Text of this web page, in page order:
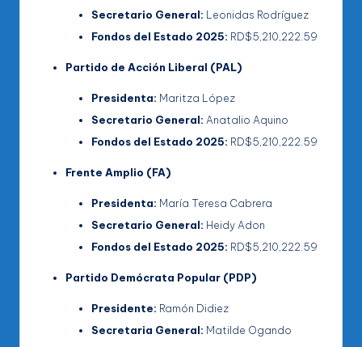
Secretario General: Leonidas Rodríguez
Fondos del Estado 2025: RD$5,210,222.59
Partido de Acción Liberal (PAL)
Presidenta: Maritza López
Secretario General: Anatalio Aquino
Fondos del Estado 2025: RD$5,210,222.59
Frente Amplio (FA)
Presidenta: María Teresa Cabrera
Secretario General: Heidy Adon
Fondos del Estado 2025: RD$5,210,222.59
Partido Demócrata Popular (PDP)
Presidente: Ramón Didiez
Secretaria General: Matilde Ogando